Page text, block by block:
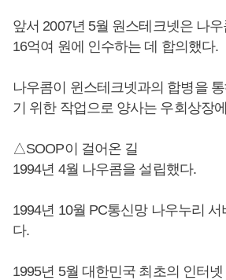
앞서 2007년 5월 원스테크넷은 나
16억여 원에 인수하는 데 합의했다.
나우콤이 윈스테크넷과의 합병을
기 위한 작업으로 양사는 우회상장
△SOOP이 걸어온 길
1994년 4월 나우콤을 설립했다.
1994년 10월 PC통신망 나우누리
다.
1995년 5월 대한민국 최초의 인터